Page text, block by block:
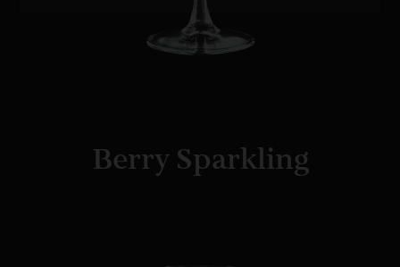
Berry Sparkling